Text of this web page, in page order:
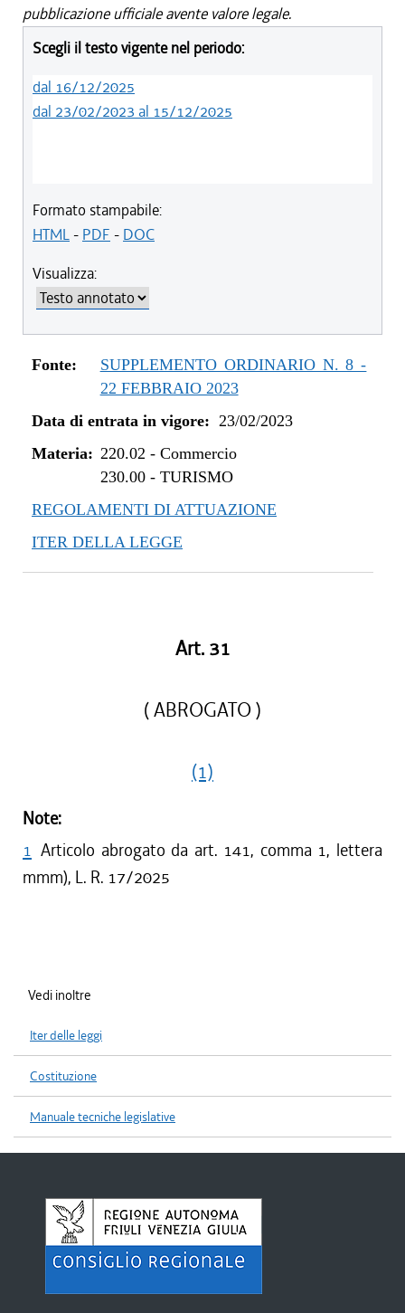
pubblicazione ufficiale avente valore legale.
Scegli il testo vigente nel periodo:
dal 16/12/2025
dal 23/02/2023 al 15/12/2025
Formato stampabile:
HTML- PDF - DOC
Visualizza:
Fonte:
SUPPLEMENTO ORDINARIO N. 8 -
22 FEBBRAIO 2023
Data di entrata in vigore: 23/02/2023
Materia: 220.02 - Commercio
230.00- TURISMO
REGOLAMENTI DI ATTUAZIONE
ITER DELLA LEGGE
Art. 31
( ABROGATO )
(1)
Note:
1 Articolo abrogato da art. 141, comma 1, lettera
mmm), L. R. 17/2025
Vedi inoltre
Iter delle leggi
Costituzione
Manuale tecniche legislative